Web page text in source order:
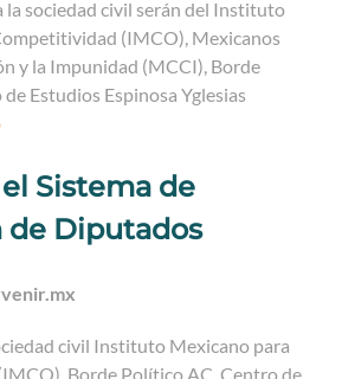
la sociedad civil serán del Instituto
(IMCO), Mexicanos
y la Impunidad (MCCI), Borde
Estudios Espinosa Yglesias
Sistema de
de Diputados
civil Instituto Mexicano para
Borde Político AC, Centro de